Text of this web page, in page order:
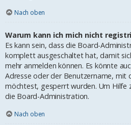
Nach oben
Warum kann ich mich nicht
Es kann sein, dass die Board-
komplett ausgeschaltet hat, damit
mehr anmelden können. Es könnte
Adresse oder der Benutzername, mit
möchtest, gesperrt wurden. Um Hilfe
die Board-Administration.
Nach oben